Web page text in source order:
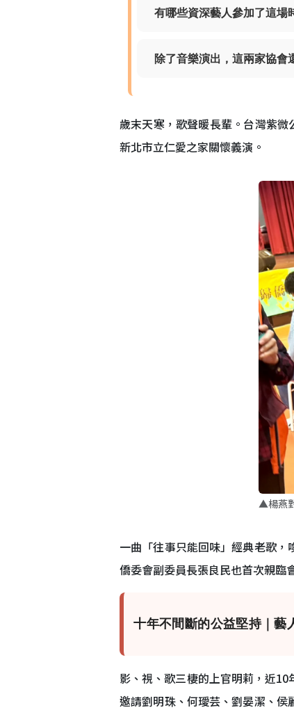
有哪些資深藝人參加了這場
除了音樂演出，這兩家協會
歲末天寒，歌聲暖長輩。台灣紫
新北市立仁愛之家關懷義演。
▲楊燕
一曲「往事只能回味」經典老歌
僑委會副委員長張良民也首次親臨
十年不間斷的公益堅持｜藝
影、視、歌三棲的上官明莉，近
邀請劉明珠、何璦芸、劉晏潔、